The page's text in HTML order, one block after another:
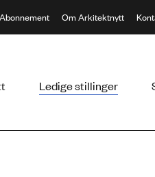
Abonnement Om Arkitektnytt
Ledige stillinger